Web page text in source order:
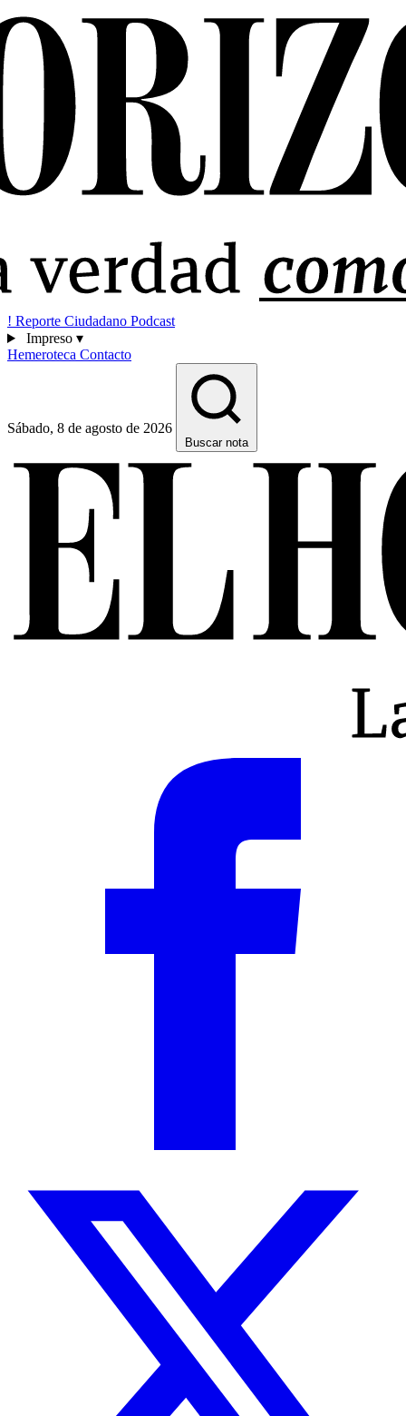
! Reporte Ciudadano Podcast
Impreso ▾
Hemeroteca Contacto
Sábado, 8 de agosto de 2026
Buscar nota